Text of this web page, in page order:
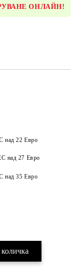
ОНЛАЙН!
над 22 Евро
над 27 Евро
над 35 Евро